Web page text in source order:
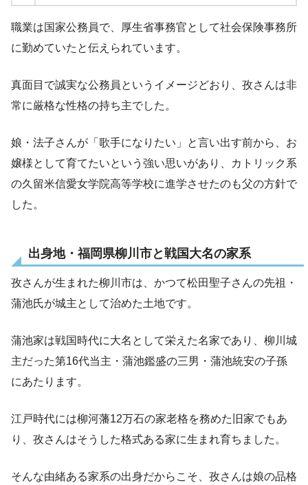
職業は国家公務員で、厚生省事務官として社会保険事務所
に勤めていたと伝えられています。
真面目で誠実な公務員というイメージどおり、孜さんは非
常に厳格な性格の持ち主でした。
娘・法子さんが「歌手になりたい」と言い出す前から、お
嬢様として育てたいという強い思いがあり、カトリック系
の久留米信愛女学院高等学校に進学させたのも父の方針で
した。
出身地・福岡県柳川市と戦国大名の家系
孜さんが生まれた柳川市は、かつて松田聖子さんの先祖・
蒲池氏が城主として治めた土地です。
蒲池家は戦国時代に大名として栄えた名家であり、柳川城
主だった第16代当主・蒲池鑑盛の三男・蒲池統安の子孫
にあたります。
江戸時代には柳河藩12万石の家老格を務めた旧家でもあ
り、孜さんはそうした格式ある家に生まれ育ちました。
そんな由緒ある家系の出身だからこそ、孜さんは娘の品格